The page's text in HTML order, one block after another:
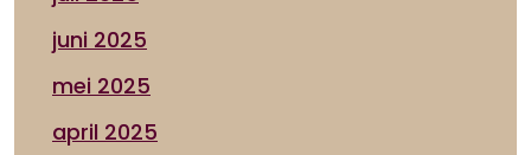
juni 2025
mei 2025
april 2025